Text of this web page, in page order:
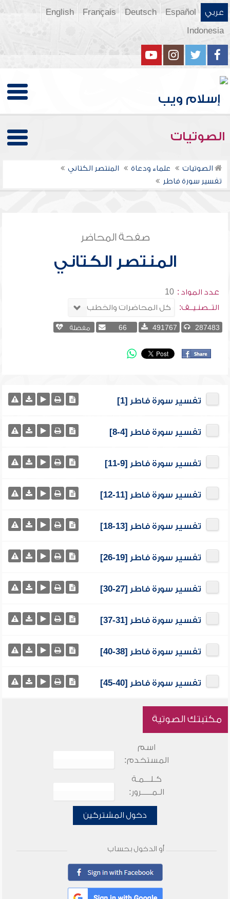
عربي Español
Deutsch
Français
English
Indonesia
الصوتيات
الصوتيات علماء ودعاة
المنتصر الكتاني
تفسير سورة فاطر
صفحة المحاضر
المنتصر الكتاني
عدد المواد : 10
التــصنـيــف:
287483
491767
66 مفضلة
تفسير سورة فاطر [1]
تفسير سورة فاطر [4-8]
تفسير سورة فاطر [9-11]
تفسير سورة فاطر [11-12]
تفسير سورة فاطر [13-18]
تفسير سورة فاطر [19-26]
تفسير سورة فاطر [27-30]
تفسير سورة فاطر [31-37]
تفسير سورة فاطر [38-40]
تفسير سورة فاطر [40-45]
مكتبتك الصوتية
اسم
المستخدم:
كـلـــمـة
الـمـــــرور:
دخول المشتركين
أو الدخول بحساب